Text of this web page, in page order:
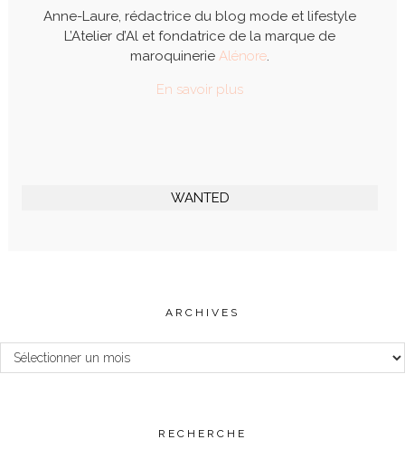
Anne-Laure, rédactrice du blog mode et lifestyle
L’Atelier d’Al et fondatrice de la marque de
maroquinerie Alénore.
En savoir plus
WANTED
ARCHIVES
Archives
RECHERCHE